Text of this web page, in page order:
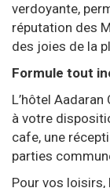
verdoyante,
réputation des
des joies de la
Formule tout
L’hôtel
à votre
cafe, une
parties
Pour vos loisirs,